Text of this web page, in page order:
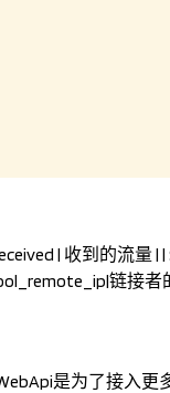
| 收到的流量 | |
链接者
是为了接入